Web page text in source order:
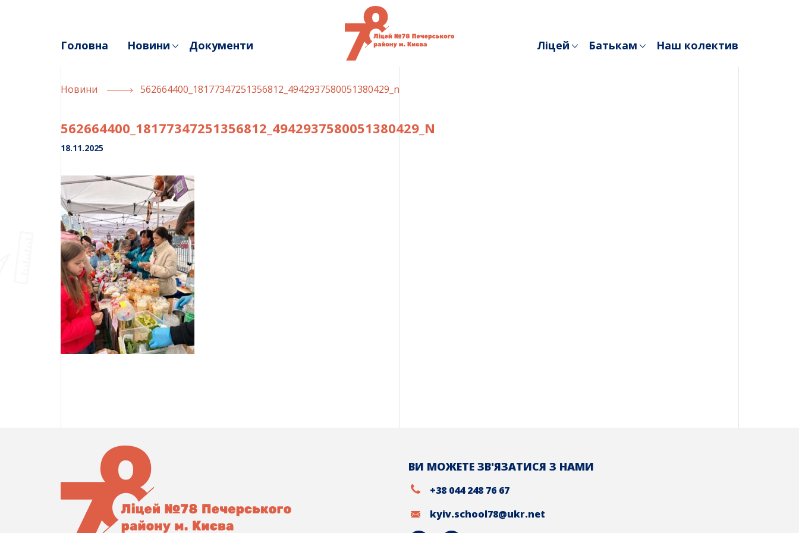
Головна Новини Документи Ліцей Батькам Наш колектив
Новини 562664400_18177347251356812_4942937580051380429_n
562664400_18177347251356812_4942937580051380429_N
18.11.2025
ВИ МОЖЕТЕ ЗВ'ЯЗАТИСЯ З НАМИ
+38 044 248 76 67
kyiv.school78@ukr.net